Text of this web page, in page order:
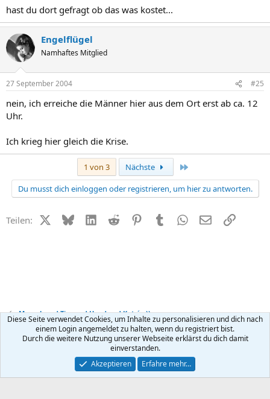
hast du dort gefragt ob das was kostet...
Engelflügel
Namhaftes Mitglied
27 September 2004 #25
nein, ich erreiche die Männer hier aus dem Ort erst ab ca. 12
Uhr.
Ich krieg hier gleich die Krise.
1 von 3 Nächste
Du musst dich einloggen oder registrieren, um hier zu antworten.
Teilen: X (Twitter)
BlueskyLinkedIn
Reddit PinterestTumblr WhatsApp
E-MailLink
Mensch und Tier und Hund und Katz´ ;-))
Kontakt Nutzungsbedingungen Datenschutz Hilfe
R
Community platform by XenForo ® © 2010-2026 XenForo Ltd.
Diese Seite verwendet Cookies, um Inhalte zu personalisieren und dich nach
einem Login angemeldet zu halten, wenn du registriert bist.
Durch die weitere Nutzung unserer Webseite erklärst du dich damit
einverstanden.
Akzeptieren
Erfahre mehr…